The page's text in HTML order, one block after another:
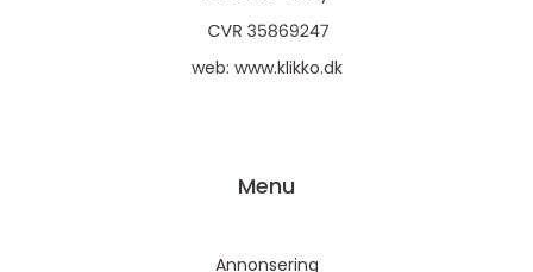
web: www.klikko.dk
Menu
Annonsering